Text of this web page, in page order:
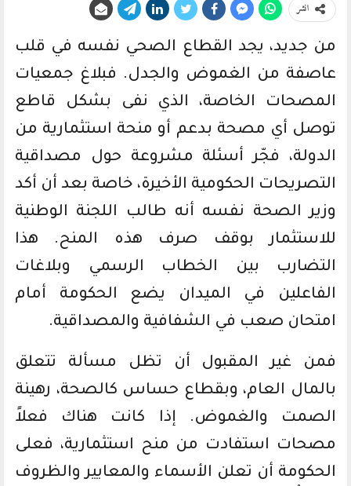
انشر
من جديد، يجد القطاع الصحي نفسه في قلب
عاصفة من الغموض والجدل. فبلاغ جمعيات
المصحات الخاصة، الذي نفى بشكل قاطع
توصل أي مصحة بدعم أو منحة استثمارية من
الدولة، فجّر أسئلة مشروعة حول مصداقية
التصريحات الحكومية الأخيرة، خاصة بعد أن أكد
وزير الصحة نفسه أنه طالب اللجنة الوطنية
للاستثمار بوقف صرف هذه المنح. هذا
التضارب بين الخطاب الرسمي وبلاغات
الفاعلين في الميدان يضع الحكومة أمام
امتحان صعب في الشفافية والمصداقية.
فمن غير المقبول أن تظل مسألة تتعلق
بالمال العام، وبقطاع حساس كالصحة، رهينة
الصمت والغموض. إذا كانت هناك فعلاً
مصحات استفادت من منح استثمارية، فعلى
الحكومة أن تعلن الأسماء والمعايير والظروف